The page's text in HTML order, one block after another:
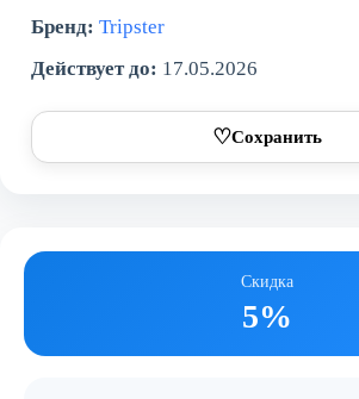
Бренд: Tripster
Действует до: 17.05.2026
♡Сохранить
Скидка
5%